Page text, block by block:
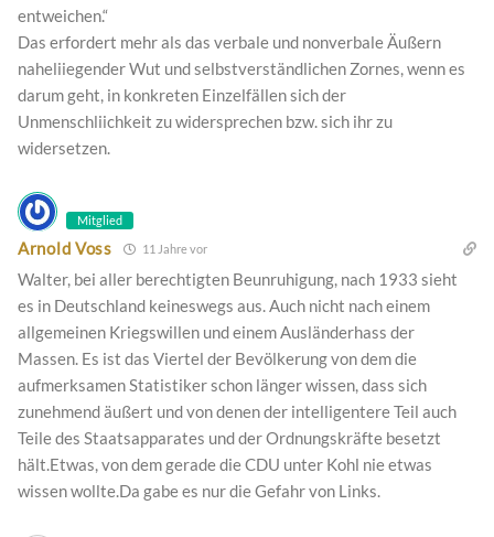
entweichen.“
Das erfordert mehr als das verbale und nonverbale Äußern
naheliiegender Wut und selbstverständlichen Zornes, wenn es
darum geht, in konkreten Einzelfällen sich der
Unmenschliichkeit zu widersprechen bzw. sich ihr zu
widersetzen.
Mitglied
Arnold Voss 11 Jahre vor
Walter, bei aller berechtigten Beunruhigung, nach 1933 sieht
es in Deutschland keineswegs aus. Auch nicht nach einem
allgemeinen Kriegswillen und einem Ausländerhass der
Massen. Es ist das Viertel der Bevölkerung von dem die
aufmerksamen Statistiker schon länger wissen, dass sich
zunehmend äußert und von denen der intelligentere Teil auch
Teile des Staatsapparates und der Ordnungskräfte besetzt
hält.Etwas, von dem gerade die CDU unter Kohl nie etwas
wissen wollte.Da gabe es nur die Gefahr von Links.